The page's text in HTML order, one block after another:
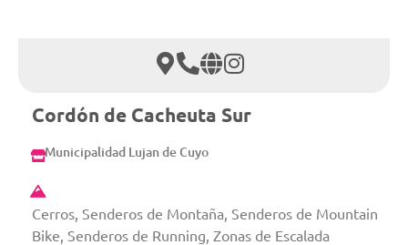
Cordón de Cacheuta Sur
Municipalidad Lujan de Cuyo
Cerros, Senderos de Montaña, Senderos de Mountain
Bike, Senderos de Running, Zonas de Escalada